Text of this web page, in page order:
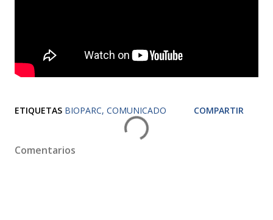
ETIQUETAS BIOPARC COMUNICADO COMPARTIR
Comentarios